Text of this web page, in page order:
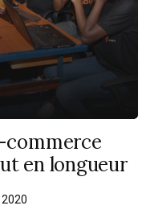
commerce
en longueur